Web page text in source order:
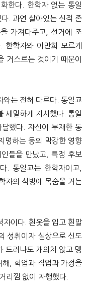
한다. 한학자 없는 통일
. 과연 살아있는 신적 존
가져다주고, 선거에 조
한학자와 이만희 모르게
거스르는 것이기 때문이
와는 전혀 다르다. 통일교
세밀하게 지시했다. 통일
했다. 자신이 부재한 동
명하는 등의 막강한 영향
들을 만났고, 특정 후보
. 통일교는 한학자이고,
자의 석방에 목숨을 거는
자이다. 흰옷을 입고 흰말
성취이자 실상으로 신도
드러나도 개의치 않고 맹
해, 학업과 직업과 가정을
리낌 없이 자행했다.